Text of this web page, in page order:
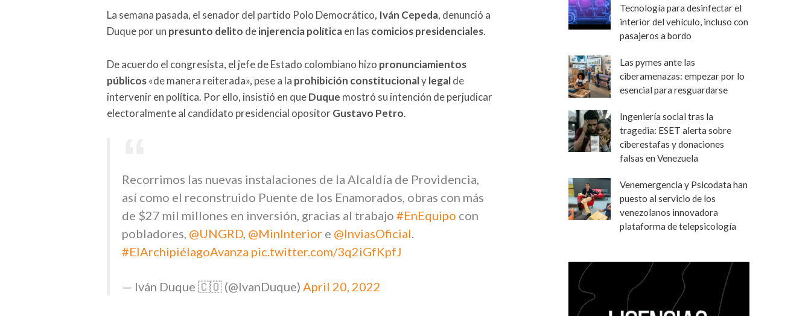
La semana pasada, el senador del partido Polo Democrático, Iván Cepeda, denunció a
Duque por un presunto delito deinjerencia políticaen las comicios presidenciales.
De acuerdo el congresista, el jefe de Estado colombiano hizo pronunciamientos
públicos«de manera reiterada», pese a la prohibición constitucionalylegalde
intervenir en política. Por ello, insistió en queDuque mostró su intención de perjudicar
electoralmente al candidato presidencial opositorGustavo Petro.
Recorrimos las nuevas instalaciones de la Alcaldía de Providencia,
así como el reconstruido Puente de los Enamorados, obras con más
de $27 mil millones en inversión, gracias al trabajo #EnEquipo con
pobladores, @UNGRD, @MinInterior e @InviasOficial.
#ElArchipiélagoAvanza pic.twitter.com/3q2iGfKpfJ
— Iván Duque 🇨🇴 (@IvanDuque) April 20, 2022
Tecnología para desinfectar el
interior del vehículo, incluso con
pasajeros a bordo
Las pymes ante las
ciberamenazas: empezar por lo
esencial para resguardarse
Ingeniería social tras la
tragedia: ESET alerta sobre
ciberestafas y donaciones
falsas en Venezuela
Venemergencia y Psicodata han
puesto al servicio de los
venezolanos innovadora
plataforma de telepsicología